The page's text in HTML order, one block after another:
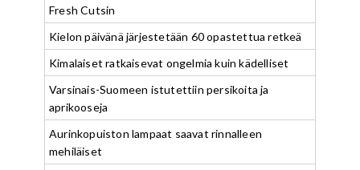
Fresh Cutsin
Kielon päivänä järjestetään 60 opastettua retkeä
Kimalaiset ratkaisevat ongelmia kuin kädelliset
Varsinais-Suomeen istutettiin persikoita ja
aprikooseja
Aurinkopuiston lampaat saavat rinnalleen
mehiläiset